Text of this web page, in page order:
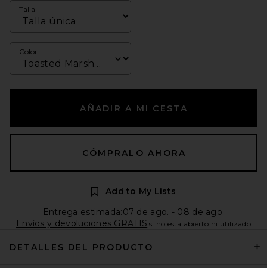
Talla
Color
AÑADIR A MI CESTA
CÓMPRALO AHORA
Add to My Lists
Entrega estimada:07 de ago. - 08 de ago.
Envíos y devoluciones GRATIS si no está abierto ni utilizado
DETALLES DEL PRODUCTO